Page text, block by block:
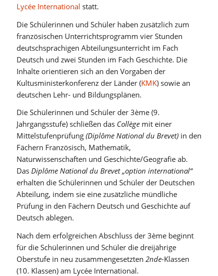
Lycée International statt.
Die Schülerinnen und Schüler haben zusätzlich zum
französischen Unterrichtsprogramm vier Stunden
deutschsprachigen Abteilungsunterricht im Fach
Deutsch und zwei Stunden im Fach Geschichte. Die
Inhalte orientieren sich an den Vorgaben der
Kultusministerkonferenz der Länder (KMK) sowie an
deutschen Lehr- und Bildungsplänen.
Die Schülerinnen und Schüler der 3ème (9.
Jahrgangsstufe) schließen das Collègemit einer
Mittelstufenprüfung (Diplôme National du Brevet)in den
Fächern Französisch, Mathematik,
Naturwissenschaften und Geschichte/Geografie ab.
DasDiplôme National du Brevet „option international“
erhalten die Schülerinnen und Schüler der Deutschen
Abteilung, indem sie eine zusätzliche mündliche
Prüfung in den Fächern Deutsch und Geschichte auf
Deutsch ablegen.
Nach dem erfolgreichen Abschluss der 3ème beginnt
für die Schülerinnen und Schüler die dreijährige
Oberstufe in neu zusammengesetzten 2nde-Klassen
(10. Klassen) am Lycée International.